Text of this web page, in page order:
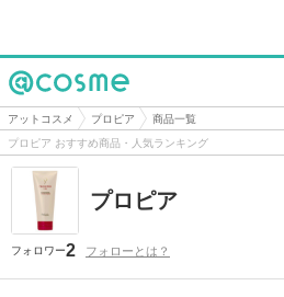
@cosme
アットコスメ プロピア
商品一覧
プロピア おすすめ商品・人気ランキング
プロピア
フォロワー2 フォローとは？